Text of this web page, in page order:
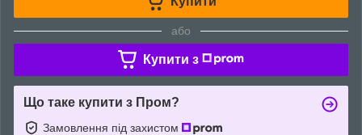
або
Купити з
Що таке купити з Пром?
Замовлення під захистом